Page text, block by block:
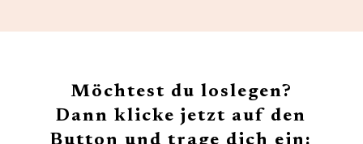
Möchtest du loslegen?
Dann klicke jetzt auf den